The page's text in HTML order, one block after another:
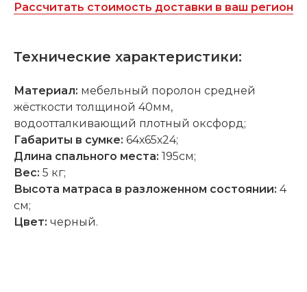
Рассчитать стоимость доставки в ваш регион
Технические характеристики:
Материал: мебельный поролон средней
жёсткости толщиной 40мм,
водоотталкивающий плотный оксфорд;
Габариты в сумке: 64х65х24;
Длина спального места: 195см;
Вес: 5 кг;
Высота матраса в разложенном состоянии: 4
cм;
Цвет: черный.